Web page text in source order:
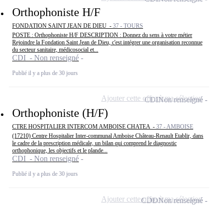
Orthophoniste H/F
FONDATION SAINT JEAN DE DIEU - 37 - TOURS
POSTE : Orthophoniste H/F DESCRIPTION : Donnez du sens à votre métier
Rejoindre la Fondation Saint Jean de Dieu, c'est intégrer une organisation reconnue
du secteur sanitaire, médicosocial et...
CDI - Non renseigné
Publié il y a plus de 30 jours
Orthophoniste (H/F)
CTRE HOSPITALIER INTERCOM AMBOISE CHATEA - 37 - AMBOISE
(17210) Centre Hospitalier Inter-communal Amboise Château-Renault Etablir, dans
le cadre de la prescription médicale, un bilan qui comprend le diagnostic
orthophonique, les objectifs et le plande...
CDI - Non renseigné
Publié il y a plus de 30 jours
CDINon renseigné
Ajouter cette offre à ma sélection
CDDNon renseigné
Ajouter cette offre à ma sélection